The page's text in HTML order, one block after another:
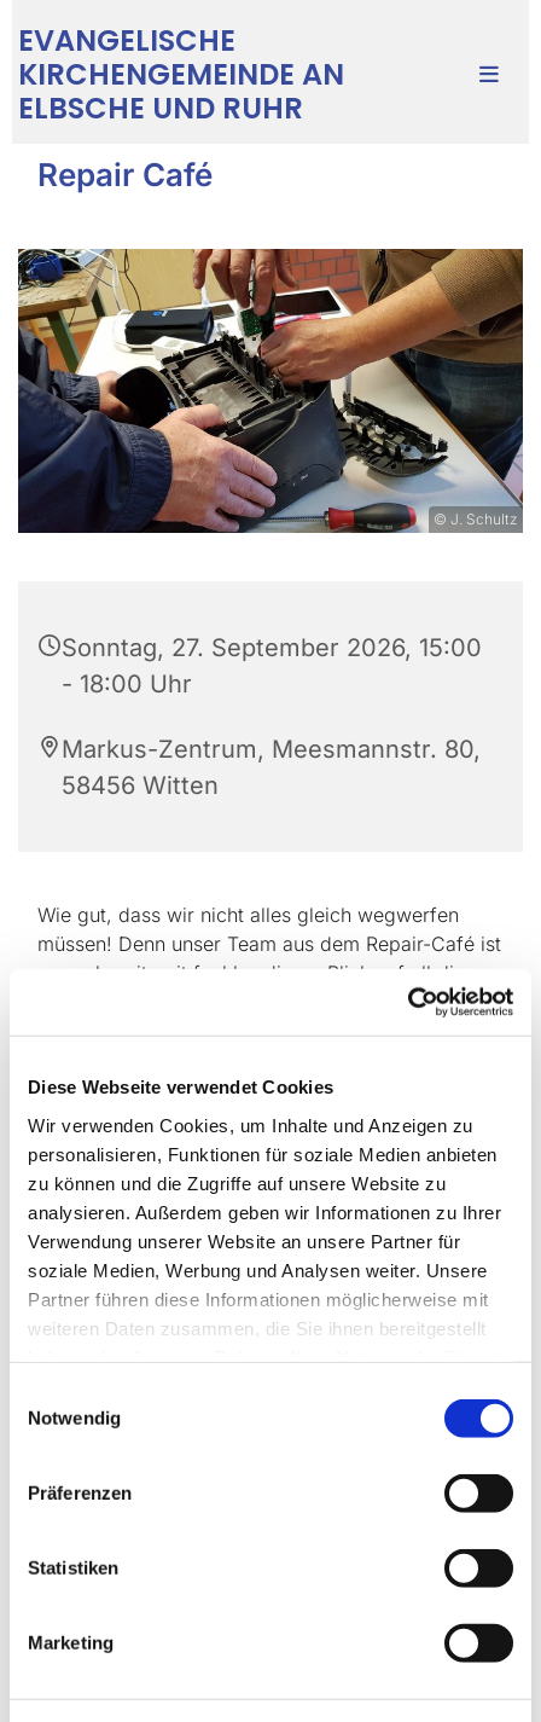
Diese Webseite verwendet Cookies
Wir verwenden Cookies, um Inhalte und Anzeigen zu
personalisieren, Funktionen für soziale Medien anbieten
zu können und die Zugriffe auf unsere Website zu
analysieren. Außerdem geben wir Informationen zu Ihrer
Verwendung unserer Website an unsere Partner für
soziale Medien, Werbung und Analysen weiter. Unsere
Partner führen diese Informationen möglicherweise mit
weiteren Daten zusammen, die Sie ihnen bereitgestellt
Notwendig
Präferenzen
Statistiken
Marketing
EVANGELISCHE
KIRCHENGEMEINDE AN
ELBSCHE UND RUHR
Repair Café
© J. Schultz
Sonntag, 27. September 2026, 15:00
- 18:00 Uhr
Markus-Zentrum, Meesmannstr. 80,
58456 Witten
Wie gut, dass wir nicht alles gleich wegwerfen
müssen! Denn unser Team aus dem Repair-Café ist
gerne bereit, mit fachkundigem Blick auf all die
Dinge zu schauen, die reparaturbedürftig sind.
schauen wir, was wir schaffen. Eine Anmeldung ist
und Geduld mit. Je nach Andrang können
Wartezeiten entstehen, die aber mit Kaffee und
Kuchen versüßt werden können.